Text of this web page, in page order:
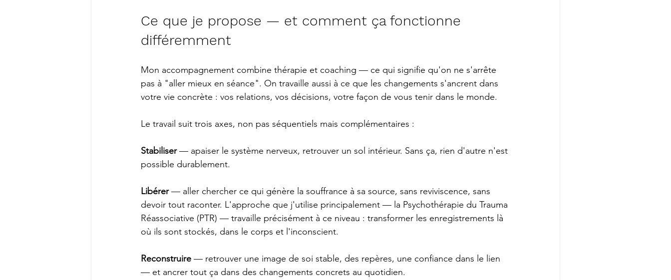
Ce que je propose — et comment ça fonctionne
différemment
Mon accompagnement combine thérapie et coaching — ce qui signifie qu'on ne s'arrête
pas à "aller mieux en séance". On travaille aussi à ce que les changements s'ancrent dans
votre vie concrète : vos relations, vos décisions, votre façon de vous tenir dans le monde.
Le travail suit trois axes, non pas séquentiels mais complémentaires :
Stabiliser — apaiser le système nerveux, retrouver un sol intérieur. Sans ça, rien d'autre n'est
possible durablement.
Libérer — aller chercher ce qui génère la souffrance à sa source, sans reviviscence, sans
devoir tout raconter. L'approche que j'utilise principalement — la Psychothérapie du Trauma
Réassociative (PTR) — travaille précisément à ce niveau : transformer les enregistrements là
où ils sont stockés, dans le corps et l'inconscient.
Reconstruire — retrouver une image de soi stable, des repères, une confiance dans le lien
— et ancrer tout ça dans des changements concrets au quotidien.